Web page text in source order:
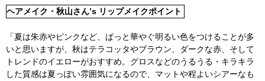
ヘアメイク・秋山さん’s リップメイクポイント
「夏は朱赤やピンクなど、ぱっと華やぐ明るい色をつけることが多
いと思いますが、秋はテラコッタやブラウン、ダークな赤、そして
トレンドのイエローがおすすめ。グロスなどのうるうる・キラキラ
した質感は夏っぽい雰囲気になるので、マットや程よいシアーなも